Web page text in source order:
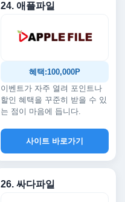
24. 애플파일
혜택:100,000P
이벤트가 자주 열려 포인트나
할인 혜택을 꾸준히 받을 수 있
는 점이 마음에 듭니다.
사이트 바로가기
26. 싸다파일